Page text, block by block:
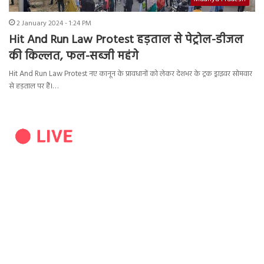
2 January 2024 - 1:24 PM
Hit And Run Law Protest हड़ताल से पेट्रोल-डीजल
की किल्लत, फल-सब्जी महंगे
Hit And Run Law Protest नए कानून के प्रावधानों को लेकर देशभर के ट्रक ड्राइवर सोमवार
से हड़ताल पर हैं।…